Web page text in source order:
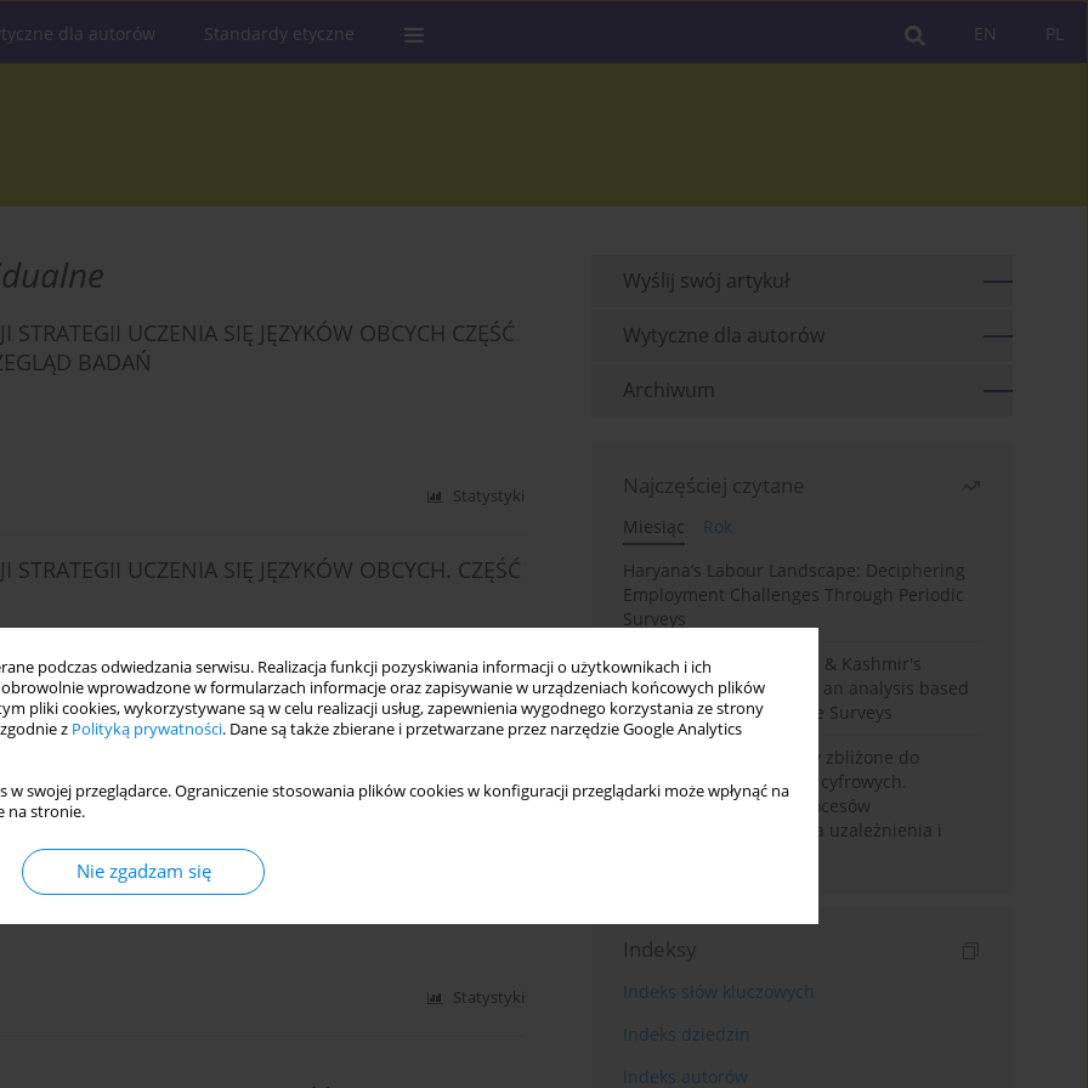
podczas odwiedzania serwisu. Realizacja funkcji pozyskiwania informacji o użytkownikach i ich
wprowadzone w formularzach informacje oraz zapisywanie w urządzeniach końcowych plików
pliki cookies, wykorzystywane są w celu realizacji usług, zapewnienia wygodnego korzystania ze strony
z Polityką prywatności. Dane są także zbierane i przetwarzane przez narzędzie Google Analytics
w swojej przeglądarce. Ograniczenie stosowania plików cookies w konfiguracji przeglądarki może wpłynąć na
na stronie.
Nie zgadzam się
PL
EN
dla autorów Standardy etyczne
UCZENIA SIĘ JĘZYKÓW OBCYCH CZĘŚĆ
BADAŃ
Statystyki
UCZENIA SIĘ JĘZYKÓW OBCYCH. CZĘŚĆ
Statystyki
DRUGIEGO/OBCEGO CZĘŚĆ I. ZAGADNIENIE
Statystyki
Wyślij swój artykuł
Wytyczne dla autorów
Archiwum
Najczęściej czytane
Miesiąc
Rok
Haryana’s Labour Landscape: Deciphering
Employment Challenges Through Periodic
Surveys
Recent trends in Jammu & Kashmir's
employment landscape: an analysis based
on Periodic Labour Force Surveys
Loot boxy – mechanizmy zbliżone do
hazardu ukryte w grach cyfrowych.
Narracyjny przegląd procesów
psychologicznych, ryzyka uzależnienia i
Indeksy
Indeks słów kluczowych
Indeks dziedzin
Indeks autorów